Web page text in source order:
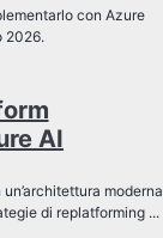
con Azure
2026.
AI
moderna
di replatforming ...